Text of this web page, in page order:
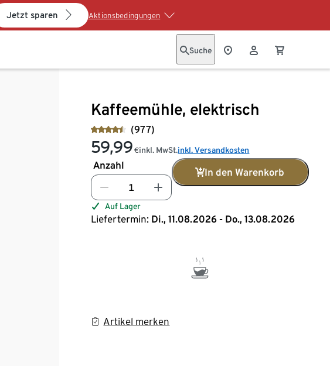
Jetzt sparen Aktionsbedingungen
Suche
Kaffeemühle, elektrisch
(977)
59,99 €inkl. MwSt.inkl. Versandkosten
Anzahl
In den Warenkorb
Auf Lager
Liefertermin: Di., 11.08.2026 - Do., 13.08.2026
Artikel merken